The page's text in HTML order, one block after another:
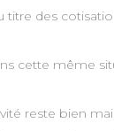
titre des
cette même
reste bien